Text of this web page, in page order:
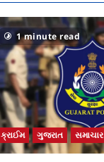
1 minute read
ક્રાઈમ ગુજરાત સમાચાર